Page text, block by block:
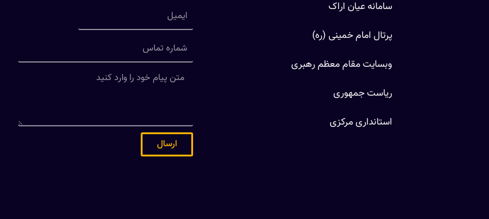
سامانه عیان اراک
پرتال امام خمینی (ره)
وبسایت مقام معظم رهبری
ریاست جمهوری
استانداری مرکزی
ارسال